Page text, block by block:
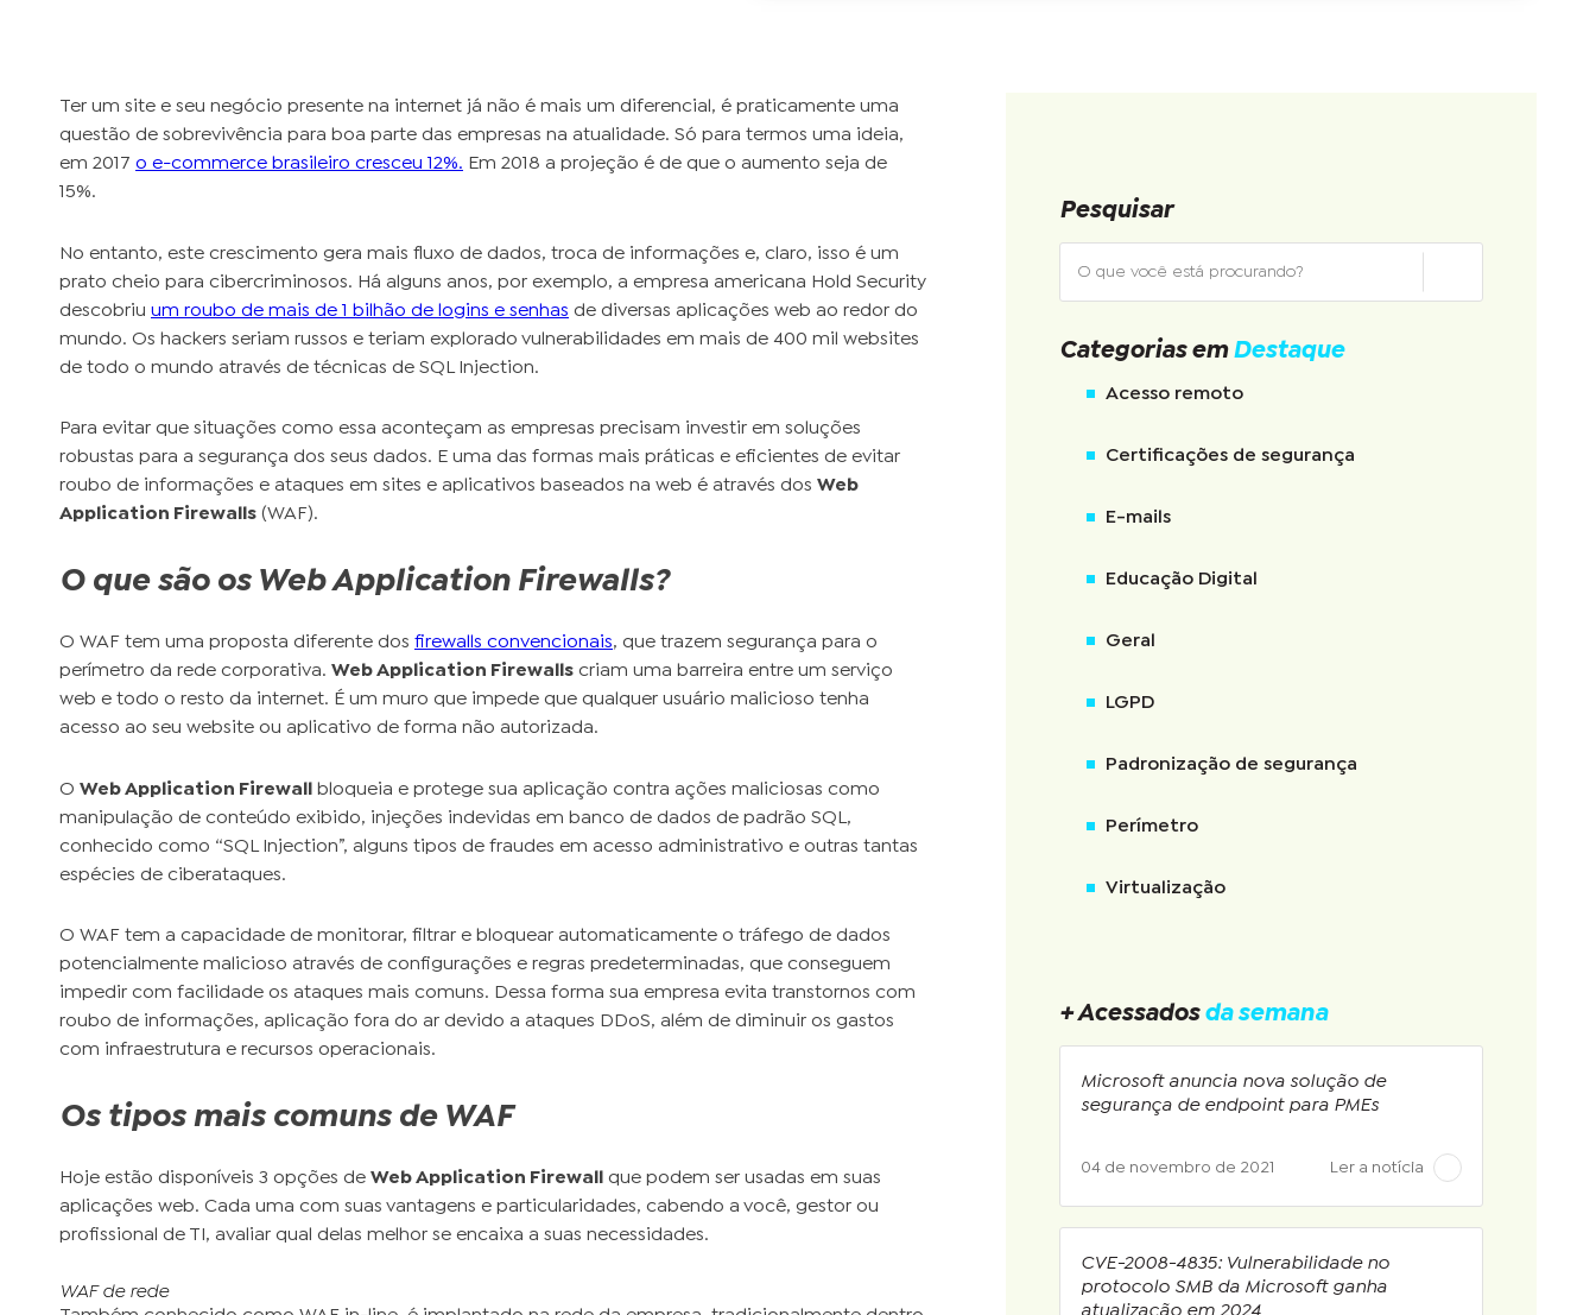
Ter um site e seu negócio presente na internet já não é mais um diferencial, é praticamente uma
questão de sobrevivência para boa parte das empresas na atualidade. Só para termos uma ideia,
em 2017 o e-commerce brasileiro cresceu 12%. Em 2018 a projeção é de que o aumento seja de
15%.
No entanto, este crescimento gera mais fluxo de dados, troca de informações e, claro, isso é um
prato cheio para cibercriminosos. Há alguns anos, por exemplo, a empresa americana Hold Security
descobriu um roubo de mais de 1 bilhão de logins e senhas de diversas aplicações web ao redor do
mundo. Os hackers seriam russos e teriam explorado vulnerabilidades em mais de 400 mil websites
de todo o mundo através de técnicas de SQL Injection.
Para evitar que situações como essa aconteçam as empresas precisam investir em soluções
robustas para a segurança dos seus dados. E uma das formas mais práticas e eficientes de evitar
roubo de informações e ataques em sites e aplicativos baseados na web é através dos Web
Application Firewalls (WAF).
O que são os Web Application Firewalls?
O WAF tem uma proposta diferente dos firewalls convencionais, que trazem segurança para o
perímetro da rede corporativa. Web Application Firewalls criam uma barreira entre um serviço
web e todo o resto da internet. É um muro que impede que qualquer usuário malicioso tenha
acesso ao seu website ou aplicativo de forma não autorizada.
O Web Application Firewall
bloqueia e protege sua aplicação contra ações maliciosas como
manipulação de conteúdo exibido, injeções indevidas em banco de dados de padrão SQL,
conhecido como “SQL Injection”, alguns tipos de fraudes em acesso administrativo e outras tantas
espécies de ciberataques.
O WAF tem a capacidade de monitorar, filtrar e bloquear automaticamente o tráfego de dados
potencialmente malicioso através de configurações e regras predeterminadas, que conseguem
impedir com facilidade os ataques mais comuns. Dessa forma sua empresa evita transtornos com
roubo de informações, aplicação fora do ar devido a ataques DDoS, além de diminuir os gastos
com infraestrutura e recursos operacionais.
Os tipos mais comuns de WAF
Hoje estão disponíveis 3 opções de Web Application Firewall
que podem ser usadas em suas
aplicações web. Cada uma com suas vantagens e particularidades, cabendo a você, gestor ou
profissional de TI, avaliar qual delas melhor se encaixa a suas necessidades.
WAF de rede
Pesquisar
Categorias em Destaque
Acesso remoto
Certificações de segurança
E-mails
Educação Digital
Geral
LGPD
Padronização de segurança
Perímetro
Virtualização
+ Acessados da semana
Microsoft anuncia nova solução de
segurança de endpoint para PMEs
04 de novembro de 2021 Ler a notícia
CVE-2008-4835: Vulnerabilidade no
protocolo SMB da Microsoft ganha
atualização em 2024